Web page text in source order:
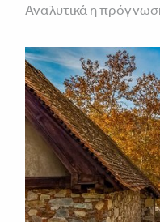
Αναλυτικά η